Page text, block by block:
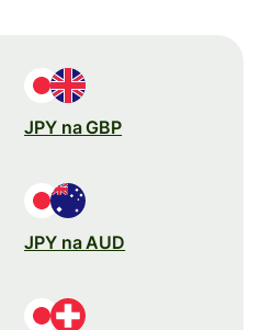
JPY na GBP
JPY na AUD